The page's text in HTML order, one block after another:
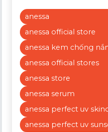
anessa
anessa official store
anessa kem chống
anessa official stores
anessa store
anessa serum
anessa perfect uv
anessa perfect uv